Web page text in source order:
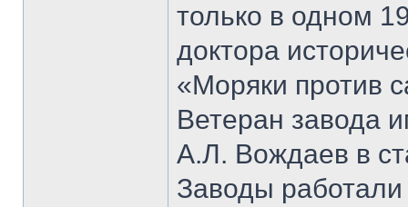
только в одном
доктора
«Моряки против
Ветеран завода
А.Л. Вождаев в
Заводы